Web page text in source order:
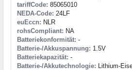
tariffCode: 85065010
NEDA-Code: 24LF
euEccn: NLR
rohsCompliant: NA
Batteriekonformität: -
Batterie-/Akkuspannung: 1.5V
Batteriekapazität: -
Batterie-/Akkutechnologie: Lithium-